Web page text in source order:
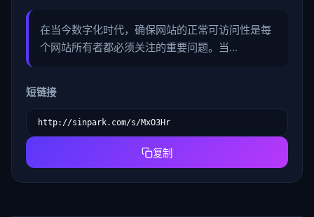
在当今数字化时代，确保网站的正常可访问性是每
个网站所有者都必须关注的重要问题。当...
短链接
复制